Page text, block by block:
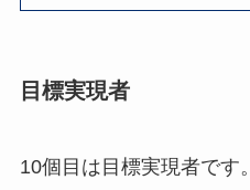
目標実現者
10個目は目標実現者です。